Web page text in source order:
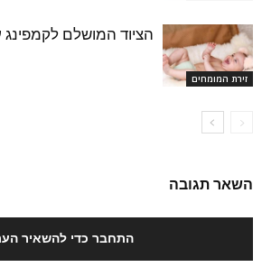
זירת המומחים
הציוד המושלם לקמפינג
השאר תגובה
התחבר כדי להשאיר